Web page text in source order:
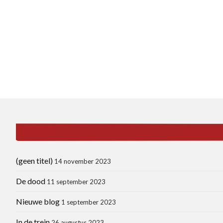
(geen titel) 14 november 2023
De dood 11 september 2023
Nieuwe blog 1 september 2023